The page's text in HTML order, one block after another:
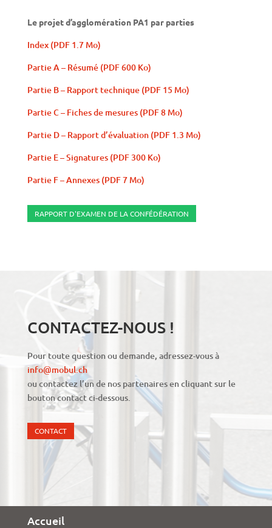
Le projet d’agglomération PA1 par parties
Index (PDF 1.7 Mo)
Partie A – Résumé (PDF 600 Ko)
Partie B – Rapport technique (PDF 15 Mo)
Partie C – Fiches de mesures (PDF 8 Mo)
Partie D – Rapport d’évaluation (PDF 1.3 Mo)
Partie E – Signatures (PDF 300 Ko)
Partie F – Annexes (PDF 7 Mo)
RAPPORT D'EXAMEN DE LA CONFÉDÉRATION
CONTACTEZ-NOUS !
Pour toute question ou demande, adressez-vous à
info@mobul.ch
ou contactez l’un de nos partenaires en cliquant sur le
bouton contact ci-dessous.
CONTACT
Accueil